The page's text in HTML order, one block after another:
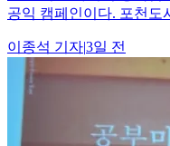
공익 캠페인이다. 포천도
이종석 기자|3일 전